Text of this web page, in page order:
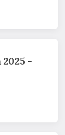
2025 -